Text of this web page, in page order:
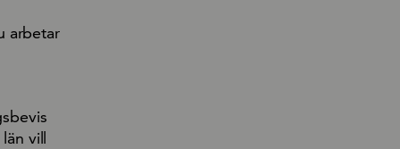
arbetar
vill